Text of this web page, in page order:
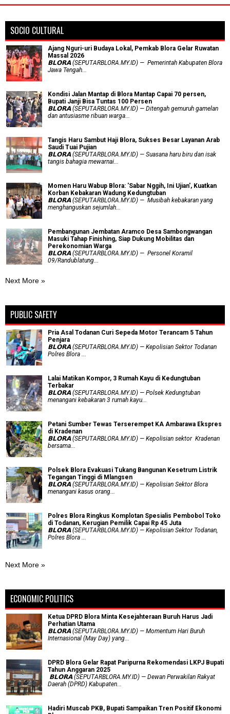
SOCIO CULTURAL
Ajang Nguri-uri Budaya Lokal, Pemkab Blora Gelar Ruwatan
Massal 2026
𝗕𝗟𝗢𝗥𝗔 (SEPUTARBLORA.MY.ID) — Pemerintah Kabupaten Blora
Jawa Tengah...
Kondisi Jalan Mantap di Blora Mantap Capai 70 persen,
Bupati Janji Bisa Tuntas 100 Persen
𝗕𝗟𝗢𝗥𝗔 (SEPUTARBLORA.MY.ID) — Ditengah gemuruh gamelan
dan antusiasme ribuan warga...
Tangis Haru Sambut Haji Blora, Sukses Besar Layanan Arab
Saudi Tuai Pujian
𝗕𝗟𝗢𝗥𝗔 (SEPUTARBLORA.MY.ID) — Suasana haru biru dan isak
tangis bahagia mewarnai...
Momen Haru Wabup Blora: ​'Sabar Nggih, Ini Ujian', Kuatkan
Korban Kebakaran Wadung Kedungtuban
𝗕𝗟𝗢𝗥𝗔 (SEPUTARBLORA.MY.ID) — Musibah kebakaran yang
menghanguskan sejumlah...
Pembangunan Jembatan Aramco Desa Sambongwangan
Masuki Tahap Finishing, Siap Dukung Mobilitas dan
Perekonomian Warga
𝗕𝗟𝗢𝗥𝗔 (SEPUTARBLORA.MY.ID) — Personel Koramil
09/Randublatung...
Next More »
PUBLIC SAFETY
Pria Asal Todanan Curi Sepeda Motor Terancam 5 Tahun
Penjara
𝗕𝗟𝗢𝗥𝗔 (SEPUTARBLORA.MY.ID) — Kepolisian Sektor Todanan
Polres Blora ...
Lalai Matikan Kompor, 3 Rumah Kayu di Kedungtuban
Terbakar
𝗕𝗟𝗢𝗥𝗔 (SEPUTARBLORA.MY.ID) — Polsek Kedungtuban
menangani kebakaran 3 rumah kayu...
Petani Sumber Tewas Terserempet KA Ambarawa Ekspres
di Kradenan
𝗕𝗟𝗢𝗥𝗔 (SEPUTARBLORA.MY.ID) — Kepolisian sektor Kradenan
bersama...
Polsek Blora Evakuasi Tukang Bangunan Kesetrum Listrik
Tegangan Tinggi di Mlangsen
𝗕𝗟𝗢𝗥𝗔 (SEPUTARBLORA.MY.ID) — Kepolisian Sektor Blora
menangani kasus orang...
Polres Blora Ringkus Komplotan Spesialis Pembobol Toko
di Todanan, Kerugian Pemilik Capai Rp 45 Juta
𝗕𝗟𝗢𝗥𝗔 (SEPUTARBLORA.MY.ID) — Kepolisian Sektor Todanan,
Polres Blora ...
Next More »
ECONOMIC POLITICS
Ketua DPRD Blora Minta Kesejahteraan Buruh Harus Jadi
Perhatian Utama
​𝗕𝗟𝗢𝗥𝗔 (SEPUTARBLORA.MY.ID) — Momentum Hari Buruh
Internasional (May Day) yang...
DPRD Blora Gelar Rapat Paripurna Rekomendasi LKPJ Bupati
Tahun Anggaran 2025
‎ 𝗕𝗟𝗢𝗥𝗔 (SEPUTARBLORA.MY.ID) — Dewan Perwakilan Rakyat
Daerah (DPRD) Kabupaten...
Hadiri Muscab PKB, Bupati Sampaikan Tren Positif Ekonomi